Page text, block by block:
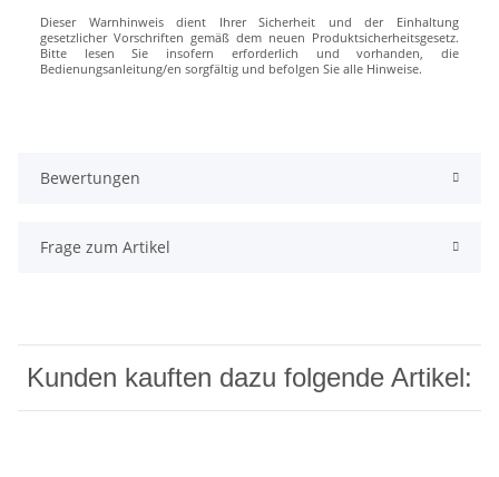
Dieser Warnhinweis dient Ihrer Sicherheit und der Einhaltung
gesetzlicher Vorschriften gemäß dem neuen Produktsicherheitsgesetz.
Bitte lesen Sie insofern erforderlich und vorhanden, die
Bedienungsanleitung/en sorgfältig und befolgen Sie alle Hinweise.
Bewertungen
Frage zum Artikel
Kunden kauften dazu folgende Artikel: